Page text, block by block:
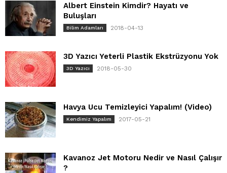
Albert Einstein Kimdir? Hayatı ve
Buluşları
Bilim Adamları 2018-04-13
3D Yazıcı Yeterli Plastik Ekstrüzyonu Yok
3D Yazıcı 2018-05-30
Havya Ucu Temizleyici Yapalım! (Video)
Kendimiz Yapalım 2017-05-21
Kavanoz Jet Motoru Nedir ve Nasıl Çalışır
?